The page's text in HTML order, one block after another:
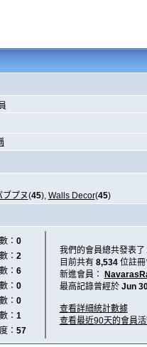
ブプヌ(45), Walls Decor(45)
： 0
： 2
： 6
： 0
： 0
： 1
： 57
我們的會員總共發表了
目前共有 8,534位註冊
新進會員：
最高記錄曾經於 Jun
查看詳細統計數據
查看最近90天的會員